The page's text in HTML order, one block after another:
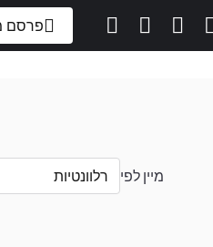
פרסם
מיין לפי רלוונטיות